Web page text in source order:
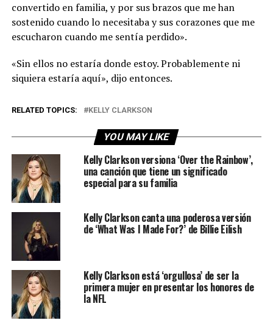
convertido en familia, y por sus brazos que me han
sostenido cuando lo necesitaba y sus corazones que me
escucharon cuando me sentía perdido».
«Sin ellos no estaría donde estoy. Probablemente ni
siquiera estaría aquí», dijo entonces.
RELATED TOPICS: KELLY CLARKSON
YOU MAY LIKE
Kelly Clarkson versiona ‘Over the Rainbow’,
una canción que tiene un significado
especial para su familia
Kelly Clarkson canta una poderosa versión
de ‘What Was I Made For?’ de Billie Eilish
Kelly Clarkson está ‘orgullosa’ de ser la
primera mujer en presentar los honores de
la NFL